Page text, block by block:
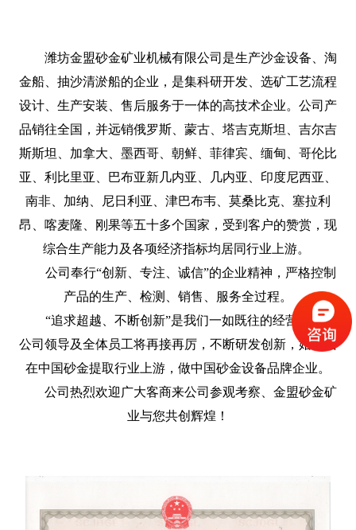
潍坊金盟砂金矿业机械有限公司是生产沙金设备、淘
金船、抽沙清淤船的企业，是集科研开发、选矿工艺流程
设计、生产安装、售后服务于一体的高技术企业。公司产
品销往全国，并远销俄罗斯、蒙古、塔吉克斯坦、吉尔吉
斯斯坦、加拿大、墨西哥、朝鲜、菲律宾、缅甸、哥伦比
亚、利比里亚、巴布亚新几内亚、几内亚、印度尼西亚、
南非、加纳、尼日利亚、津巴布韦、莫桑比克、塞拉利
昂、喀麦隆、刚果等五十多个国家，受到客户的赞赏，现
综合生产能力及各项经济指标均居同行业上游。
公司奉行“创新、专注、诚信”的企业精神，严格控制
产品的生产、检测、销售、服务全过程。
“追求超越、不断创新”是我们一如既往的经营理念，
公司领导及全体员工将再接再厉，不断研发创新，始终站
在中国砂金提取行业上游，做中国砂金设备品牌企业。
公司热烈欢迎广大客商来公司参观考察、金盟砂金矿
业与您共创辉煌！